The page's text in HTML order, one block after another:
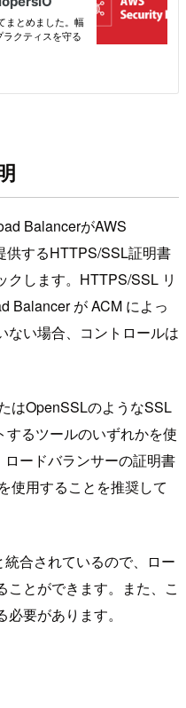
BalancerがAWS
供するHTTPS/SSL証明書
クします。HTTPS/SSL リ
Balancer が ACM によっ
ない場合、コントロールは
はOpenSSLのようなSSL
るツールのいずれかを使
ードバランサーの証明書
使用することを推奨して
合されているので、ロー
ことができます。また、こ
要があります。